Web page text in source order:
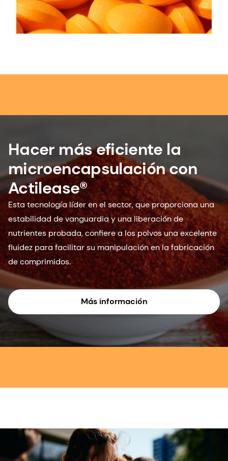
Hacer más eficiente la
microencapsulación con
Actilease®
Esta tecnología líder en el sector, que proporciona una
estabilidad de vanguardia y una liberación de
nutrientes probada, confiere a los polvos una excelente
fluidez para facilitar su manipulación en la fabricación
de comprimidos.
Más información